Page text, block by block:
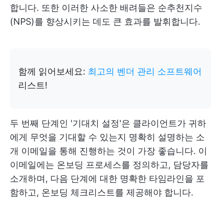
합니다. 또한 이러한 사소한 배려들은 순추천지수
(NPS)를 향상시키는 데도 큰 효과를 발휘합니다.
함께 읽어보세요: 최고의 벤더 관리 소프트웨어
리스트!
두 번째 단계인 '기대치 설정'은 클라이언트가 귀하
에게 무엇을 기대할 수 있는지 명확히 설명하는 소
개 이메일을 통해 진행하는 것이 가장 좋습니다. 이
이메일에는 온보딩 프로세스를 정의하고, 담당자를
소개하며, 다음 단계에 대한 명확한 타임라인을 포
함하고, 온보딩 체크리스트를 제공해야 합니다.